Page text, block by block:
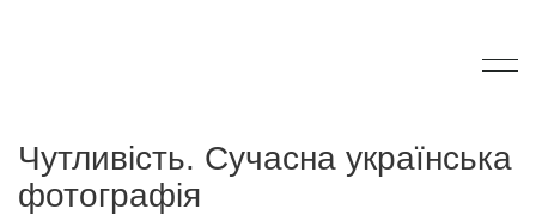
Чутливість. Сучасна українська
фотографія